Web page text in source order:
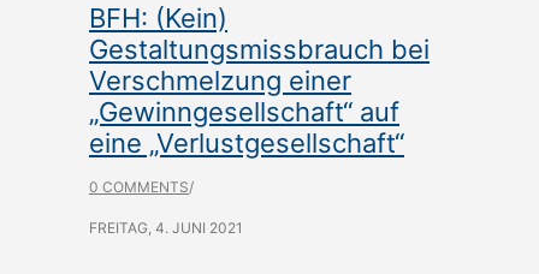
BFH: (Kein)
Gestaltungsmissbrauch bei
Verschmelzung einer
„Gewinngesellschaft“ auf
eine „Verlustgesellschaft“
0 COMMENTS/
FREITAG, 4. JUNI 2021